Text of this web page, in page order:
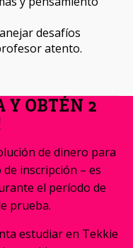
desafíos
atento.
Y OBTÉN 2
de dinero para
inscripción – es
el período de
prueba.
estudiar en Tekkie